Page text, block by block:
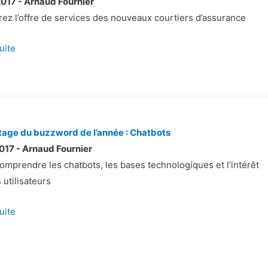
l’offre de services des nouveaux courtiers d’assurance
du buzzword de l’année : Chatbots
- Arnaud Fournier
les chatbots, les bases technologiques et l’intérêt
utilisateurs